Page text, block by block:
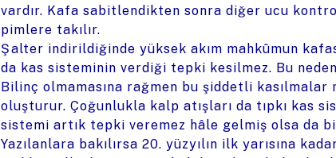
vardır. Kafa sabitlendikten sonra diğer ucu
pimlere takılır.
Şalter indirildiğinde yüksek akım mahkûmun
da kas sisteminin verdiği tepki kesilmez. Bu
Bilinç olmamasına rağmen bu şiddetli
oluşturur. Çoğunlukla kalp atışları da tıpkı kas
sistemi artık tepki veremez hâle gelmiş olsa da
Yazılanlara bakılırsa 20. yüzyılın ilk yarısına